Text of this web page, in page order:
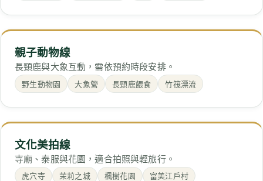
親子動物線
長頸鹿與大象互動，需依預約時段安排。
野生動物園 大象營 長頸鹿餵食 竹筏漂流
文化美拍線
寺廟、泰服與花園，適合拍照與輕旅行。
虎穴寺 茉莉之城 楓樹花園 富美江戶村